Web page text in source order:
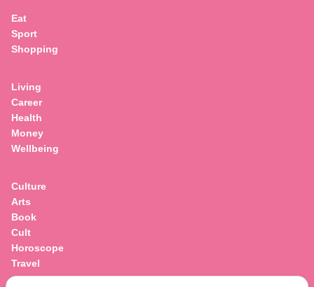
Eat
Sport
Shopping
Living
Career
Health
Money
Wellbeing
Culture
Arts
Book
Cult
Horoscope
Travel